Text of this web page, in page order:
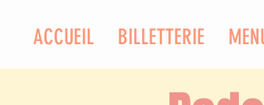
ACCUEIL BILLETTERIE